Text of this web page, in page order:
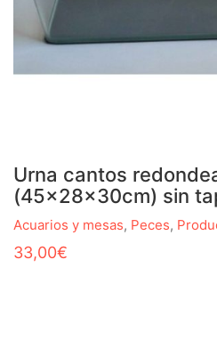
Urna cantos
(45x28x30cm) sin
Acuarios y mesas, Peces,
33,00€